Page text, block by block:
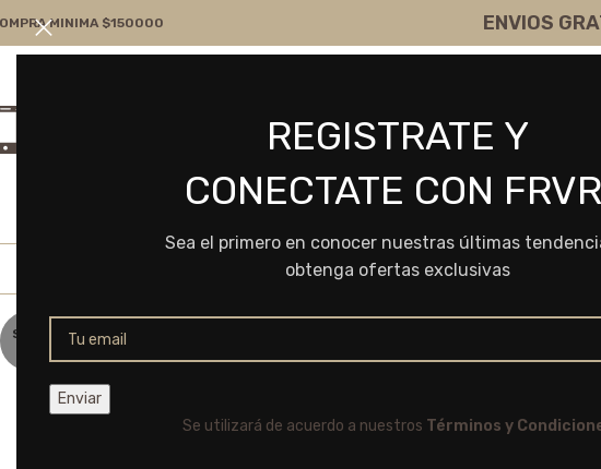
REGISTRATE Y
CONECTATE CON
Sea el primero en conocer nuestras últimas
obtenga ofertas exclusivas
Se utilizará de acuerdo a nuestros Términos y
MINIMA $150000 ENVIOS
ventas@frvr.com.ar
HOME
SOLD